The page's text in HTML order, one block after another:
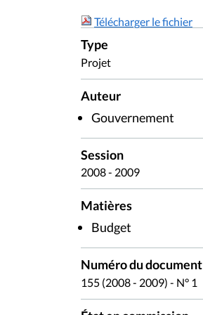
Télécharger le fichier
Type
Projet
Auteur
Gouvernement
Session
2008 - 2009
Matières
Budget
Numéro du document
155 (2008 - 2009) - N° 1